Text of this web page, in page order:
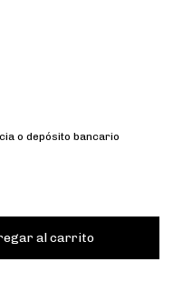
o depósito bancario